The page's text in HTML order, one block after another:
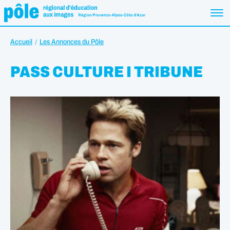
Accueil Les Annonces du Pôle
PASS CULTURE I TRIBUNE